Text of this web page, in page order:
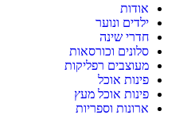
אודות
ילדים ונוער
חדרי שינה
סלונים וכורסאות
מעוצבים רפליקות
פינות אוכל
פינות אוכל מעץ
ארונות וספריות